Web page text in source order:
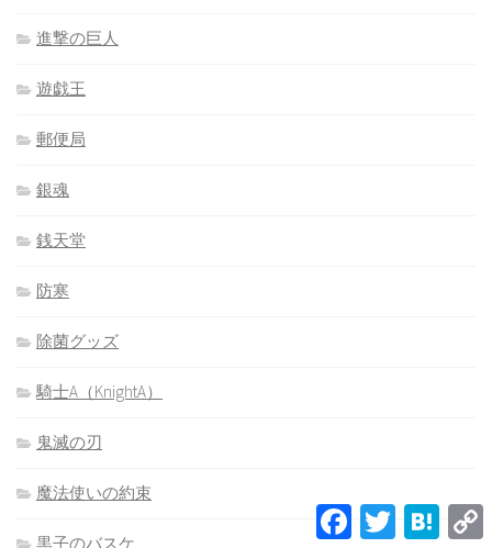
進撃の巨人
遊戯王
郵便局
銀魂
銭天堂
防寒
除菌グッズ
騎士A（KnightA）
鬼滅の刃
魔法使いの約束
黒子のバスケ
FacebookTwitter Hatena